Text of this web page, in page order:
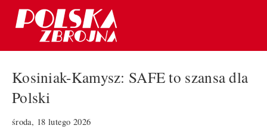
Kosiniak-Kamysz: SAFE to szansa dla
Polski
środa, 18 lutego 2026